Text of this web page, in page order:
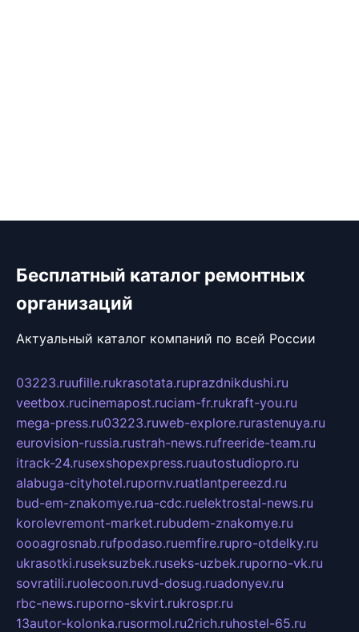
Бесплатный каталог ремонтных
организаций
Актуальный каталог компаний по всей России
03223.ruufille.rukrasotata.ruprazdnikdushi.ru
veetbox.rucinemapost.ruciam-fr.rukraft-you.ru
mega-press.ru03223.ruweb-explore.rurastenuya.ru
eurovision-russia.rustrah-news.rufreeride-team.ru
itrack-24.rusexshopexpress.ruautostudiopro.ru
alabuga-cityhotel.rupornv.ruatlantpereezd.ru
bud-em-znakomye.rua-cdc.ruelektrostal-news.ru
korolevremont-market.rubudem-znakomye.ru
oooagrosnab.rufpodaso.ruemfire.rupro-otdelky.ru
ukrasotki.ruseksuzbek.ruseks-uzbek.ruporno-vk.ru
sovratili.ruolecoon.ruvd-dosug.ruadonyev.ru
rbc-news.ruporno-skvirt.rukrospr.ru
13autor-kolonka.rusormol.ru2rich.ruhostel-65.ru